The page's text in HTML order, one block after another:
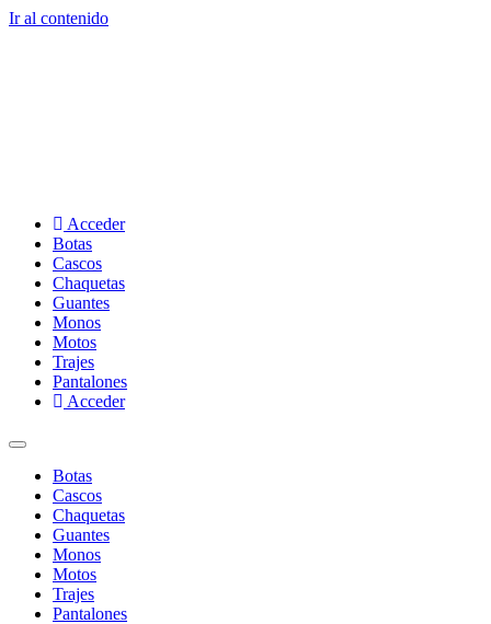
Ir al contenido
Acceder
Botas
Cascos
Chaquetas
Guantes
Monos
Motos
Trajes
Pantalones
Acceder
Botas
Cascos
Chaquetas
Guantes
Monos
Motos
Trajes
Pantalones